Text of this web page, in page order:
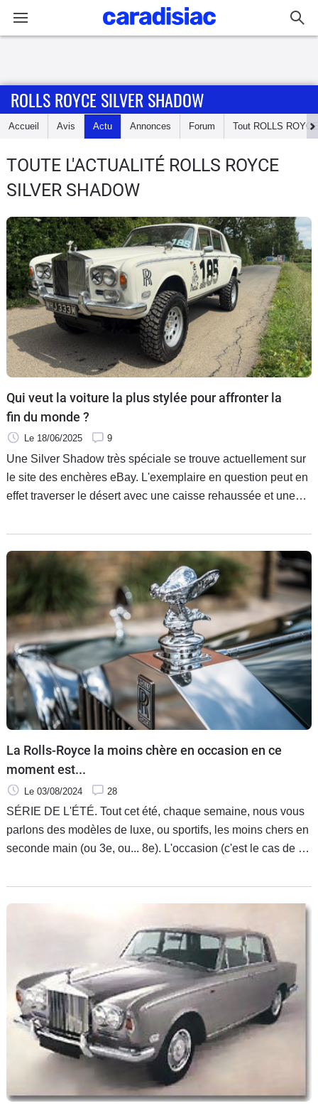
Accueil
Essais
d'achat
Electriques
Utilitaires
Flottes
Auto
Forum
Moto
Marques
ROLLS ROYCE SILVER SHADOW
Accueil Avis Actu Annonces Forum Tout ROLLS ROYCE
TOUTE L'ACTUALITÉ ROLLS ROYCE
SILVER SHADOW
Qui veut la voiture la plus stylée pour affronter la
fin du monde ?
Le 18/06/2025 9
Une Silver Shadow très spéciale se trouve actuellement sur
le site des enchères eBay. L'exemplaire en question peut en
effet traverser le désert avec une caisse rehaussée et une
La Rolls-Royce la moins chère en occasion en ce
moment est...
Le 03/08/2024 28
SÉRIE DE L'ÉTÉ. Tout cet été, chaque semaine, nous vous
parlons des modèles de luxe, ou sportifs, les moins chers en
seconde main (ou 3e, ou... 8e). L'occasion (c'est le cas de le
moins à l'achat. Car après, pour les maintenir, c'est une autre
histoire...